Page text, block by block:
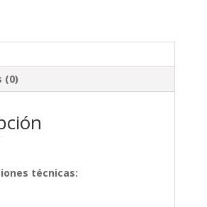
(0)
técnicas: